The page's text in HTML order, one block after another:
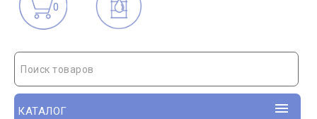
0
Поиск товаров
КАТАЛОГ